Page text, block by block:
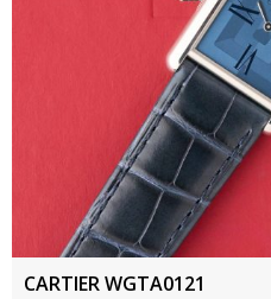
CARTIER WGTA0121